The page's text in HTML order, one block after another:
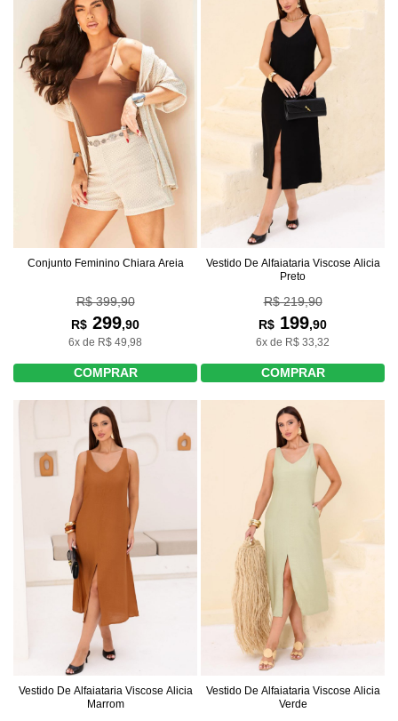
Conjunto Feminino Chiara Areia
R$ 399,90
R$ 299,90
6x de R$ 49,98
COMPRAR
Vestido De Alfaiataria Viscose Alicia
Preto
R$ 219,90
R$ 199,90
6x de R$ 33,32
COMPRAR
Vestido De Alfaiataria Viscose Alicia
Marrom
Vestido De Alfaiataria Viscose Alicia
Verde